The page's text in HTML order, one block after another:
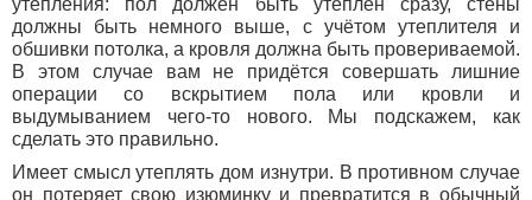
утепления: пол должен быть утеплён сразу, стены
должны быть немного выше, с учётом утеплителя и
обшивки потолка, а кровля должна быть провериваемой.
В этом случае вам не придётся совершать лишние
операции со вскрытием пола или кровли и
выдумыванием чего-то нового. Мы подскажем, как
сделать это правильно.
Имеет смысл утеплять дом изнутри. В противном случае
он потеряет свою изюминку и превратится в обычный